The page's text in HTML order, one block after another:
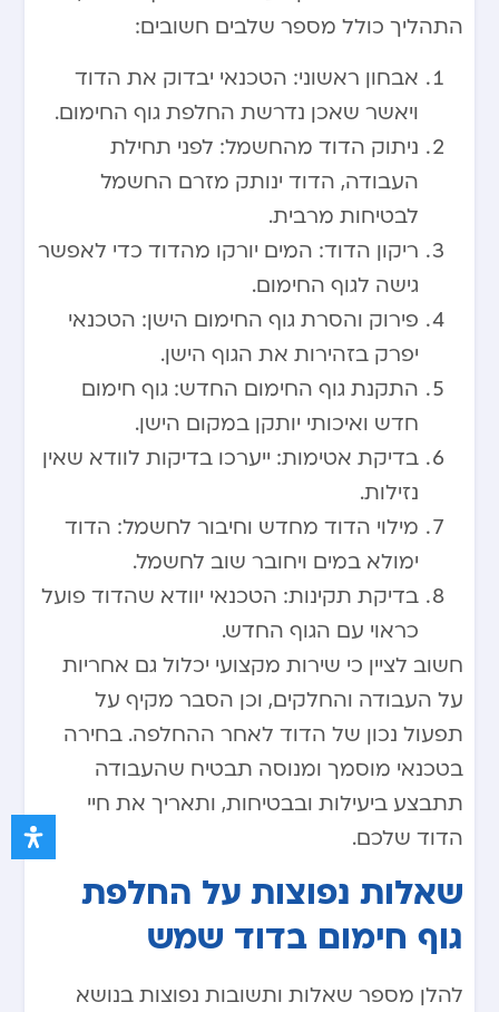
התהליך כולל מספר שלבים חשובים:
אבחון ראשוני: הטכנאי יבדוק את הדוד
ויאשר שאכן נדרשת החלפת גוף החימום.
ניתוק הדוד מהחשמל: לפני תחילת
העבודה, הדוד ינותק מזרם החשמל
לבטיחות מרבית.
ריקון הדוד: המים יורקו מהדוד כדי לאפשר
גישה לגוף החימום.
פירוק והסרת גוף החימום הישן: הטכנאי
יפרק בזהירות את הגוף הישן.
התקנת גוף החימום החדש: גוף חימום
חדש ואיכותי יותקן במקום הישן.
בדיקת אטימות: ייערכו בדיקות לוודא שאין
נזילות.
מילוי הדוד מחדש וחיבור לחשמל: הדוד
ימולא במים ויחובר שוב לחשמל.
בדיקת תקינות: הטכנאי יוודא שהדוד פועל
כראוי עם הגוף החדש.
חשוב לציין כי שירות מקצועי יכלול גם אחריות
על העבודה והחלקים, וכן הסבר מקיף על
תפעול נכון של הדוד לאחר ההחלפה. בחירה
בטכנאי מוסמך ומנוסה תבטיח שהעבודה
תתבצע ביעילות ובבטיחות, ותאריך את חיי
הדוד שלכם.
שאלות נפוצות על החלפת
גוף חימום בדוד שמש
להלן מספר שאלות ותשובות נפוצות בנושא